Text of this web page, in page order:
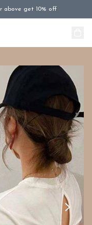
above get 10% off